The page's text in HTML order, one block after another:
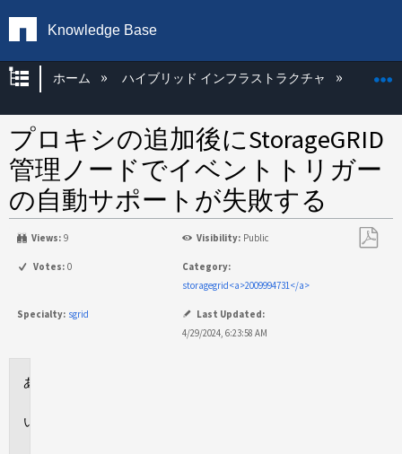
Knowledge Base
グローバル階層を展開/折りたたむ
ホーム ハイブリッド インフラストラクチャ
プロキシの追加後にStorageGRID
管理ノードでイベントトリガー
の自動サポートが失敗する
Views: 9 Visibility: Public
Votes: 0
Category:
storagegrid<a>2009994731</a>
Specialty: sgrid
Last Updated:
4/29/2024, 6:23:58 AM